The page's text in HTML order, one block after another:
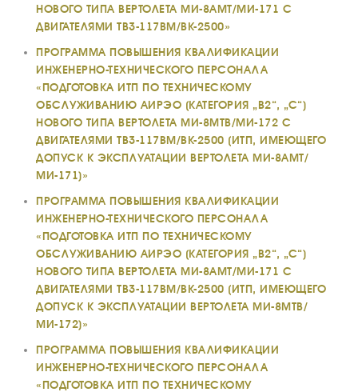
О КОМПАНИИ
ДОКУМЕНТЫ
ВНУТРЕННИЕ
СОУТ
ДОКУМЕНТЫ
КОМПАНИИ
НОВОГО ТИПА ВЕРТОЛЕТА МИ-8АМТ/МИ-171 С
ДВИГАТЕЛЯМИ ТВ3-117ВМ/ВК-2500»
ПРОГРАММА ПОВЫШЕНИЯ КВАЛИФИКАЦИИ
ИНЖЕНЕРНО-ТЕХНИЧЕСКОГО ПЕРСОНАЛА
«ПОДГОТОВКА ИТП ПО ТЕХНИЧЕСКОМУ
ОБСЛУЖИВАНИЮ АИРЭО (КАТЕГОРИЯ „В2“, „С“)
НОВОГО ТИПА ВЕРТОЛЕТА МИ-8МТВ/МИ-172 С
ДВИГАТЕЛЯМИ ТВ3-117ВМ/ВК-2500 (ИТП, ИМЕЮЩЕГО
ДОПУСК К ЭКСПЛУАТАЦИИ ВЕРТОЛЕТА МИ-8АМТ/
МИ-171)»
ПРОГРАММА ПОВЫШЕНИЯ КВАЛИФИКАЦИИ
ИНЖЕНЕРНО-ТЕХНИЧЕСКОГО ПЕРСОНАЛА
«ПОДГОТОВКА ИТП ПО ТЕХНИЧЕСКОМУ
ОБСЛУЖИВАНИЮ АИРЭО (КАТЕГОРИЯ „В2“, „С“)
НОВОГО ТИПА ВЕРТОЛЕТА МИ-8АМТ/МИ-171 С
ДВИГАТЕЛЯМИ ТВ3-117ВМ/ВК-2500 (ИТП, ИМЕЮЩЕГО
ДОПУСК К ЭКСПЛУАТАЦИИ ВЕРТОЛЕТА МИ-8МТВ/
МИ-172)»
ПРОГРАММА ПОВЫШЕНИЯ КВАЛИФИКАЦИИ
ИНЖЕНЕРНО-ТЕХНИЧЕСКОГО ПЕРСОНАЛА
«ПОДГОТОВКА ИТП ПО ТЕХНИЧЕСКОМУ